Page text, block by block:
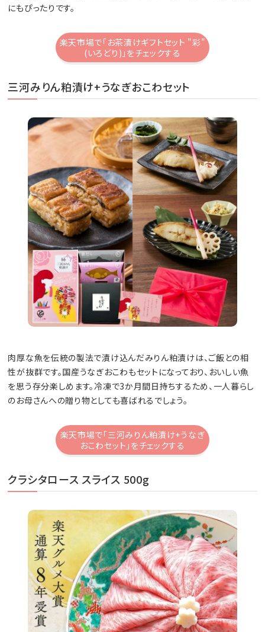
にもぴったりです。
楽天市場で「お茶漬けギフトセット "彩"
(いろどり)」をチェックする
三河みりん粕漬け+うなぎおこわセット
肉厚な魚を伝統の製法で漬け込んだみりん粕漬けは、ご飯との相
性が抜群です。国産うなぎおこわもセットになっており、おいしい魚
を思う存分楽しめます。冷凍で3か月間日持ちするため、一人暮らし
のお母さんへの贈り物としても喜ばれるでしょう。
楽天市場で「三河みりん粕漬け+うなぎ
おこわセット」をチェックする
クラシタロース スライス 500g